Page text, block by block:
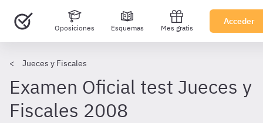
Oposiciones Esquemas Mes gratis
Acceder
Jueces y Fiscales
Examen Oficial test Jueces y
Fiscales 2008